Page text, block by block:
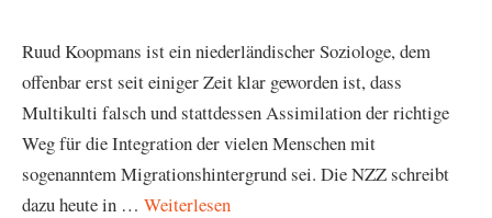
Ruud Koopmans ist ein niederländischer Soziologe, dem
offenbar erst seit einiger Zeit klar geworden ist, dass
Multikulti falsch und stattdessen Assimilation der richtige
Weg für die Integration der vielen Menschen mit
sogenanntem Migrationshintergrund sei. Die NZZ schreibt
dazu heute in … Weiterlesen